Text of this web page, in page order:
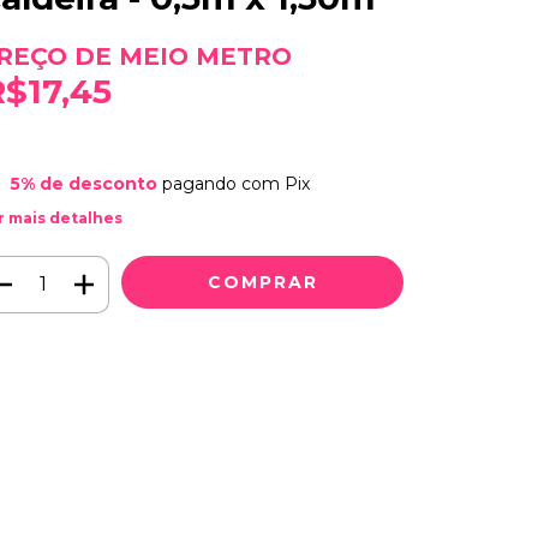
5% de descontopagando com Pix
mais detalhes